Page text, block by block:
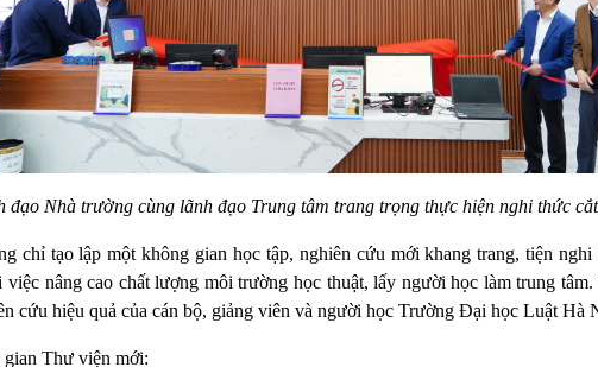
đạo Nhà trường cùng lãnh đạo Trung tâm trang trọng thực hiện nghi thức
chỉ tạo lập một không gian học tập, nghiên cứu mới khang trang, tiện nghi
nâng cao chất lượng môi trường học thuật, lấy người học làm trung
cứu hiệu quả của cán bộ, giảng viên và người học Trường Đại học Luật Hà
Thư viện mới: